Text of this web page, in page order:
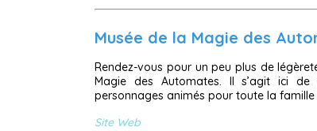
Musée de la Magie des
Rendez-vous pour un peu plus de
Magie des Automates. Il s’agit ici
personnages animés pour toute la famille
Site Web